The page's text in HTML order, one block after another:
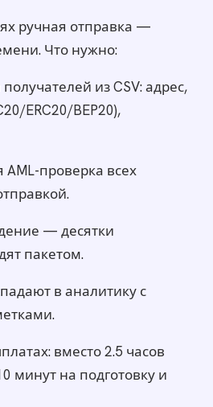
ручная отправка —
Что нужно:
из CSV: адрес,
ERC20/BEP20),
AML-проверка всех
— десятки
пакетом.
в аналитику с
вместо 2.5 часов
минут на подготовку и